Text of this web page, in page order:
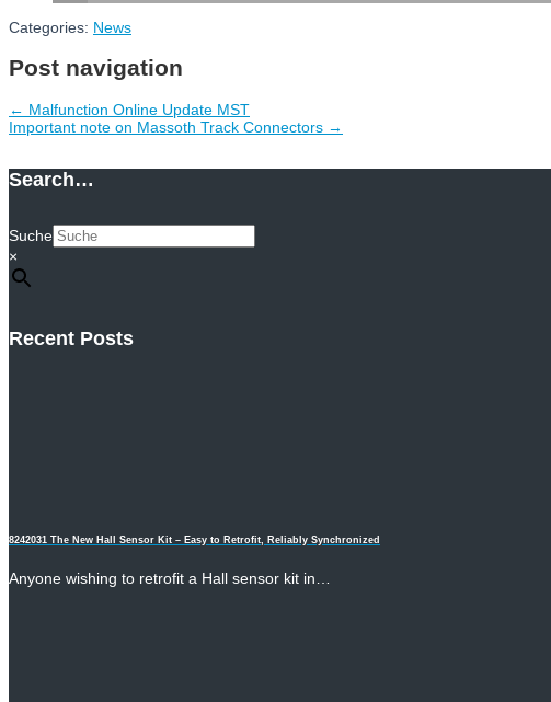
Categories: News
Post navigation
← Malfunction Online Update MST
Important note on Massoth Track Connectors →
Search…
Suche
×
Recent Posts
8242031 The New Hall Sensor Kit – Easy to Retrofit, Reliably Synchronized
Anyone wishing to retrofit a Hall sensor kit in…